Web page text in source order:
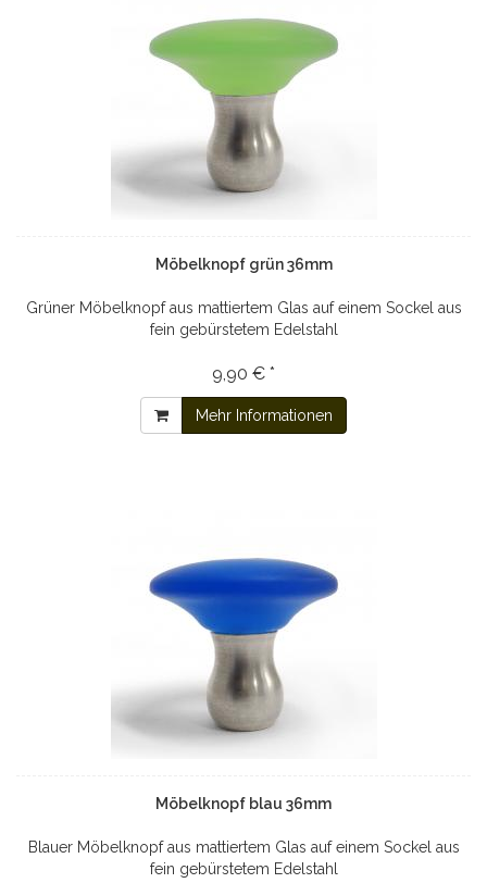
Möbelknopf grün 36mm
Grüner Möbelknopf aus mattiertem Glas auf einem Sockel aus
fein gebürstetem Edelstahl
9,90 € *
Mehr Informationen
Möbelknopf blau 36mm
Blauer Möbelknopf aus mattiertem Glas auf einem Sockel aus
fein gebürstetem Edelstahl